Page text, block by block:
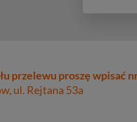
przelewu proszę wpisać
ul. Rejtana 53a